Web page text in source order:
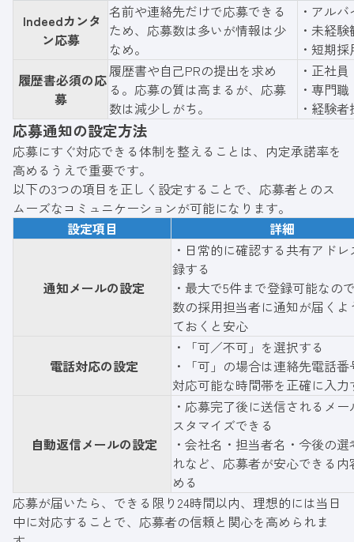
Indeedカンタ
ン応募
名前や連絡先だけで応募できる
ため、応募数は多いが情報は少
なめ。
・アル
・未経
・短期
履歴書必須の応
募
履歴書や自己PRの提出を求め
る。応募の質は高まるが、応募
数は減少しがち。
・正社員
・専門職
・経験
応募通知の設定方法
応募にすぐ対応できる体制を整えることは、内定承諾率を
高めるうえで重要です。
以下の3つの項目を正しく設定することで、応募者とのス
ムーズなコミュニケーションが可能になります。
設定項目
詳細
通知メールの設定
・日常的に確認する共有アド
録する
・最大で5件まで登録可能なの
数の採用担当者に通知が届くよ
ておくと安心
電話対応の設定
・「可／不可」を選択する
・「可」の場合は連絡先電話
対応可能な時間帯を正確に入力
自動返信メールの設定
・応募完了後に送信されるメ
スタマイズできる
・会社名・担当者名・今後の
れなど、応募者が安心できる内
める
応募が届いたら、できる限り24時間以内、理想的には当日
中に対応することで、応募者の信頼と関心を高められま